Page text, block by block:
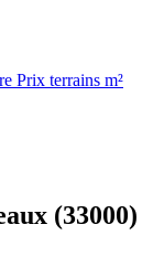
Prix terrains m²
(33000)